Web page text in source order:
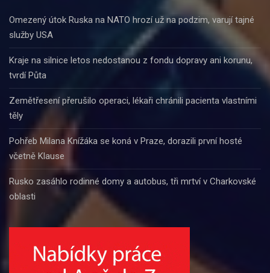
Omezený útok Ruska na NATO hrozí už na podzim, varují tajné
služby USA
Kraje na silnice letos nedostanou z fondu dopravy ani korunu,
tvrdí Půta
Zemětřesení přerušilo operaci, lékaři chránili pacienta vlastními
těly
Pohřeb Milana Knížáka se koná v Praze, dorazili první hosté
včetně Klause
Rusko zasáhlo rodinné domy a autobus, tři mrtví v Charkovské
oblasti